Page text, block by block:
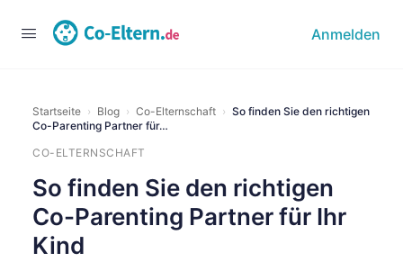
Anmelden
Startseite › Blog › Co-Elternschaft › So finden Sie den richtigen
Co-Parenting Partner für…
CO-ELTERNSCHAFT
So finden Sie den richtigen
Co-Parenting Partner für Ihr
Kind